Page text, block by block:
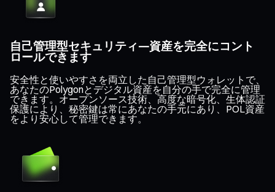
自己管理型セキュリティ—資産を完全にコント
ロールできます
安全性と使いやすさを両立した自己管理型ウォレットで、
あなたのPolygonとデジタル資産を自分の手で完全に管理
できます。オープンソース技術、高度な暗号化、生体認証
保護により、秘密鍵は常にあなたの手元にあり、POL資産
をより安心して管理できます。